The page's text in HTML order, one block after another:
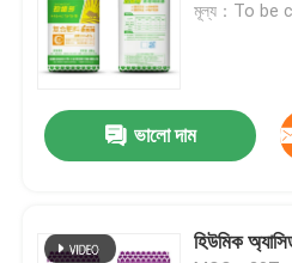
মূল্য：To be
ভালো দাম
হিউমিক